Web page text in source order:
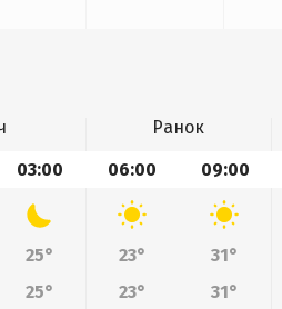
Ранок
03:00 06:00 09:00
25° 23° 31°
25° 23° 31°